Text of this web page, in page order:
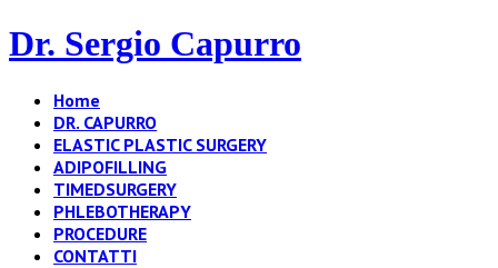
Dr. Sergio Capurro
Home
DR. CAPURRO
ELASTIC PLASTIC SURGERY
ADIPOFILLING
TIMEDSURGERY
PHLEBOTHERAPY
PROCEDURE
CONTATTI